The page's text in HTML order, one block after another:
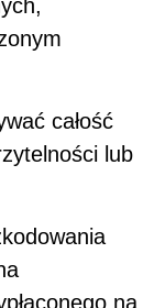
całość
lub
na